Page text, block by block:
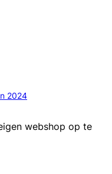
2024
webshop op te